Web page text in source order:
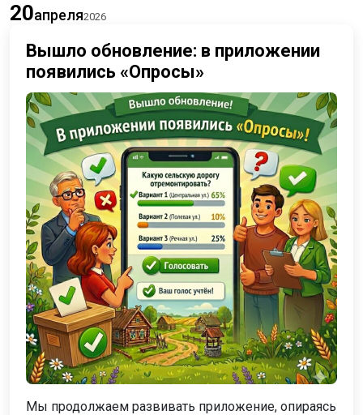
20апреля2026
Вышло обновление: в приложении
появились «Опросы»
Мы продолжаем развивать приложение, опираясь